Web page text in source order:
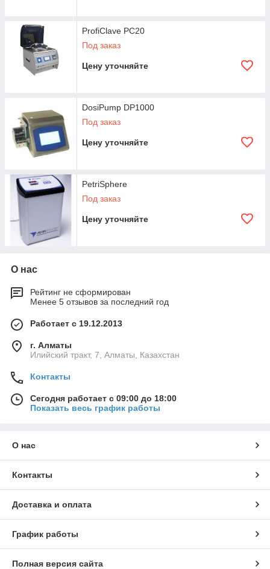
ProfiClave PC20
Под заказ
Цену уточняйте
DosiPump DP1000
Под заказ
Цену уточняйте
PetriSphere
Под заказ
Цену уточняйте
О нас
Рейтинг не сформирован
Менее 5 отзывов за последний год
Работает с 19.12.2013
г. Алматы
Илийский тракт, 7, Алматы, Казахстан
Контакты
Сегодня работает с 09:00 до 18:00
Показать весь график работы
О нас
Контакты
Доставка и оплата
График работы
Полная версия сайта